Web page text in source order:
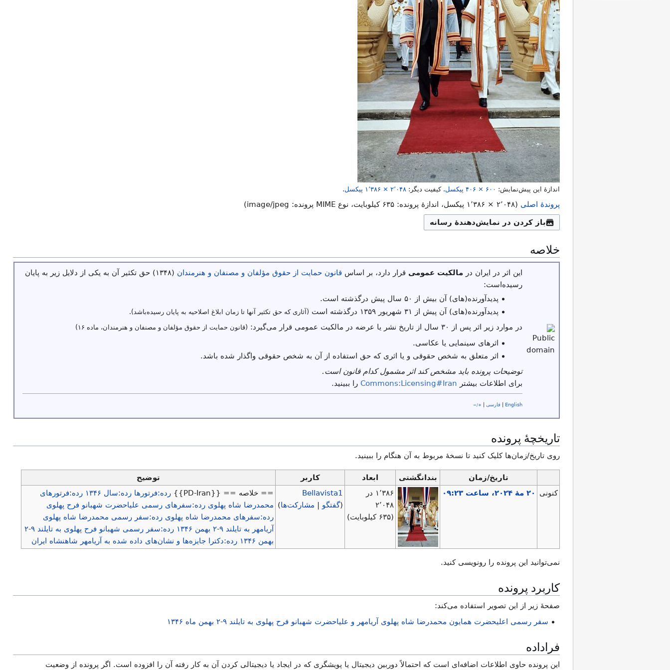
اندازهٔ این پیش‌نمایش: ۴۰۶ × ۶۰۰پیکسل.کیفیت دیگر: ۱٬۳۸۶ × ۲٬۰۴۸ پیکسل.
پروندهٔ اصلی (۱٬۳۸۶ × ۲٬۰۴۸ پیکسل، اندازهٔ پرونده: ۶۳۵ کیلوبایت، نوع MIME پرونده: image/jpeg
)
باز کردن در نمایش‌دهندهٔ رسانه
خلاصه
این اثر در ایران درمالکیت عمومی قرار دارد، بر اساس قانون حمایت از حقوق مؤلفان و مصنفان و هنرمندان
(۱۳۴۸) حق تکثیر آن به یکی از دلایل زیر به پایان
رسیده‌است:
پدیدآورنده(های) آن بیش از ۵۰ سال پیش درگذشته است.
پدیدآورنده(های) آن پیش از ۳۱ شهریور ۱۳۵۹ درگذشته است
(آثاری که حق تکثیر آنها تا زمان ابلاغ اصلاحیه به پایان رسیده‌باشد).
در موارد زیر اثر پس از ۳۰ سال از تاریخ نشر یا عرضه در مالکیت عمومی قرار می‌گیرد: (قانون حمایت از حقوق مؤلفان و مصنفان و هنرمندان، ماده ۱۶)
اثرهای سینمایی یا عکاسی.
اثر متعلق به شخص حقوقی و یا اثری که حق استفاده از آن به شخص حقوقی واگذار شده باشد.
توضیحات پرونده باید مشخص کند اثر مشمول کدام قانون است.
برای اطلاعات بیشتر Commons:Licensing#Iran را ببینید.
English فارسی +/−
تاریخچهٔ پرونده
روی تاریخ/زمان‌ها کلیک کنید تا نسخهٔ مربوط به آن هنگام را ببینید.
تاریخ/زمان بندانگشتی ابعاد کاربر
توضیح
کنونی
۱٬۳۸۶ در
۲٬۰۴۸
(۶۳۵ کیلوبایت)
Bellavista1
(گفتگو | مشارکت‌ها)
== خلاصه == {{PD-Iran}} رده:فرتورها رده:سال ۱۳۴۶
رده:فرتورهای
محمدرضا شاه پهلوی رده:سفرهای رسمی علیاحضرت شهبانو فرح پهلوی
رده:سفرهای محمدرضا شاه پهلوی رده:سفر رسمی محمدرضا شاه پهلوی
آریامهر به تایلند ۹-۲ بهمن ۱۳۴۶
رده:سفر رسمی شهبانو فرح پهلوی به تایلند ۹-۲
بهمن ۱۳۴۶
رده:دکترا جایزه‌ها و نشان‌های داده شده به آریامهر شاهنشاه ایران
نمی‌توانید این پرونده را رونویسی کنید.
کاربرد پرونده
صفحهٔ زیر از این تصویر استفاده می‌کند:
سفر رسمی اعلیحضرت همایون محمدرضا شاه پهلوی آریامهر و علیاحضرت شهبانو فرح پهلوی به تایلند ۹-۲ بهمن ماه ۱۳۴۶
فراداده
این پرونده حاوی اطلاعات اضافه‌ای است که احتمالاً دوربین دیجیتال یا پویشگری که در ایجاد یا دیجیتالی کردن آن به کار رفته آن را افزوده است. اگر پرونده از وضعیت